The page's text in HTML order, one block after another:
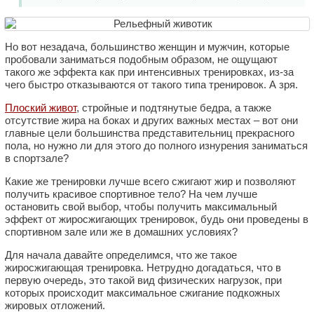
Но вот незадача, большинство женщин и мужчин, которые
пробовали заниматься подобным образом, не ощущают
такого же эффекта как при интенсивных тренировках, из-за
чего быстро отказываются от такого типа тренировок. А зря.
Плоский живот, стройные и подтянутые бедра, а также
отсутствие жира на боках и других важных местах – вот они
главные цели большинства представительниц прекрасного
пола, но нужно ли для этого до полного изнурения заниматься
в спортзале?
Какие же тренировки лучше всего сжигают жир и позволяют
получить красивое спортивное тело? На чем лучше
остановить свой выбор, чтобы получить максимальный
эффект от жиросжигающих тренировок, будь они проведены в
спортивном зале или же в домашних условиях?
Для начала давайте определимся, что же такое
жиросжигающая тренировка. Нетрудно догадаться, что в
первую очередь, это такой вид физических нагрузок, при
которых происходит максимальное сжигание подкожных
жировых отложений.